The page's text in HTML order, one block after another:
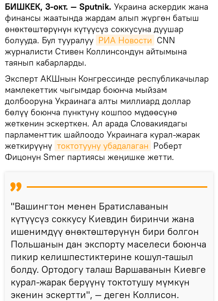
БИШКЕК, 3-окт. — Sputnik. Украина аскердик жана
финансы жаатында жардам алып жүргөн батыш
өнөктөштөрүнүн күтүүсүз соккусуна дуушар
болууда. Бул тууралуу РИА Новости CNN
журналисти Стивен Коллинсондун айтымына
таянып кабарларды.
Эксперт АКШнын Конгрессинде республикачылар
мамлекеттик чыгымдар боюнча мыйзам
долбооруна Украинага алты миллиард доллар
бөлүү боюнча пунктуну кошпоо мүдөөсүнө
жеткенин эскерткен. Ал арада Словакиядагы
парламенттик шайлоодо Украинага курал-жарак
жеткирүүнү токтотууну убадалаган Роберт
Фицонун Smer партиясы жеңишке жетти.
"Вашингтон менен Братиславанын
күтүүсүз соккусу Киевдин биринчи жана
ишенимдүү өнөктөштөрүнүн бири болгон
Польшанын дан экспорту маселеси боюнча
пикир келишпестиктерине кошул-ташыл
болду. Ортодогу талаш Варшаванын Киевге
курал-жарак берүүнү токтотушу мүмкүн
экенин эскертти", — деген Коллисон.